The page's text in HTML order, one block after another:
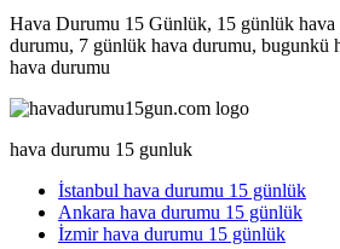
Hava Durumu 15 Günlük, 15 günlük
durumu, 7 günlük hava durumu, bugunkü
hava durumu
hava durumu 15 gunluk
İstanbul hava durumu 15 günlük
Ankara hava durumu 15 günlük
İzmir hava durumu 15 günlük